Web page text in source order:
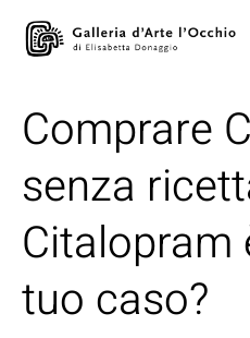
Comprare
senza
Citalopram
tuo caso?